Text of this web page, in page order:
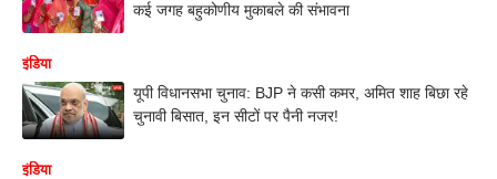
कई जगह बहुकोणीय मुकाबले की संभावना
इंडिया
यूपी विधानसभा चुनाव: BJP ने कसी कमर, अमित शाह बिछा रहे
चुनावी बिसात, इन सीटों पर पैनी नजर!
इंडिया